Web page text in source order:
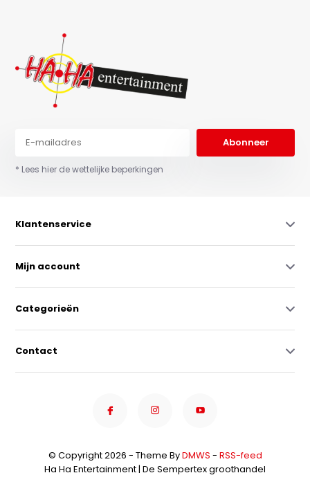
Abonneer
* Lees hier de wettelijke beperkingen
Klantenservice
Mijn account
Categorieën
Contact
© Copyright 2026 - Theme ByDMWS - RSS-feed
Ha Ha Entertainment | De Sempertex groothandel